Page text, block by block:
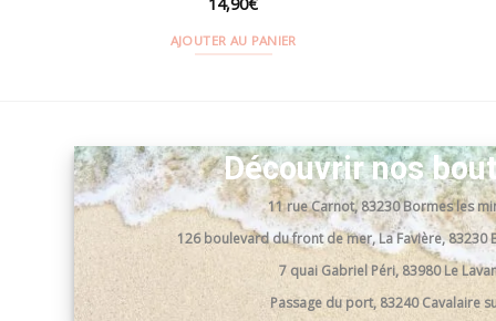
AJOUTER AU PANIER
Découvrir nos
11 rue Carnot, 83230 Bormes les
126 boulevard du front de mer, La Favière, 83230
7 quai Gabriel Péri, 83980 Le
Passage du port, 83240 Cavalaire